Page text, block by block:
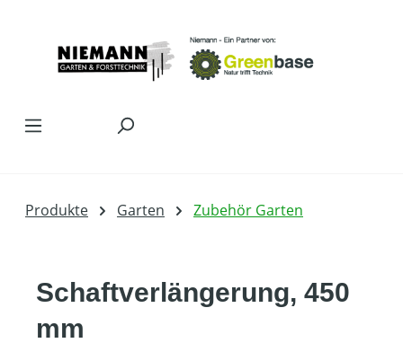
Produkte Garten Zubehör Garten
Schaftverlängerung, 450
mm